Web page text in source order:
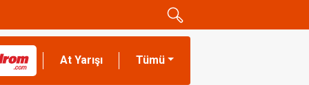
At Yarışı Tümü